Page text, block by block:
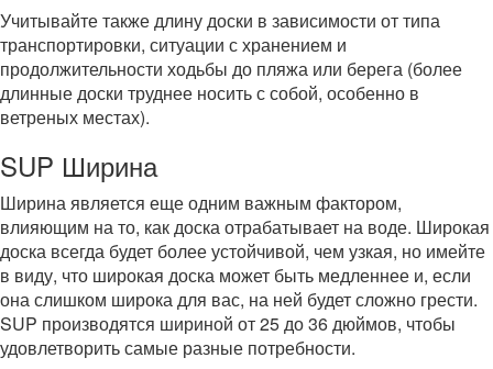
Учитывайте также длину доски в зависимости от типа
транспортировки, ситуации с хранением и
продолжительности ходьбы до пляжа или берега (более
длинные доски труднее носить с собой, особенно в
ветреных местах).
SUP Ширина
Ширина является еще одним важным фактором,
влияющим на то, как доска отрабатывает на воде. Широкая
доска всегда будет более устойчивой, чем узкая, но имейте
в виду, что широкая доска может быть медленнее и, если
она слишком широка для вас, на ней будет сложно грести.
SUP производятся шириной от 25 до 36 дюймов, чтобы
удовлетворить самые разные потребности.